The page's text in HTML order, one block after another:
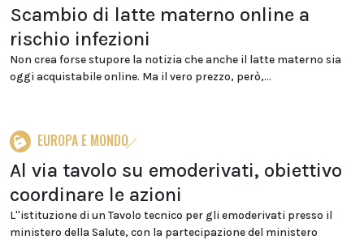
Scambio di latte materno online a
rischio infezioni
Non crea forse stupore la notizia che anche il latte materno sia
oggi acquistabile online. Ma il vero prezzo, però,...
EUROPA E MONDO
Al via tavolo su emoderivati, obiettivo
coordinare le azioni
L''istituzione di un Tavolo tecnico per gli emoderivati presso il
ministero della Salute, con la partecipazione del ministero